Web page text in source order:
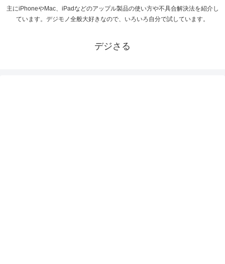
主にiPhoneやMac、iPadなどのアップル製品の使い方や不具合解決法を紹介し
ています。デジモノ全般大好きなので、いろいろ自分で試しています。
デジさる